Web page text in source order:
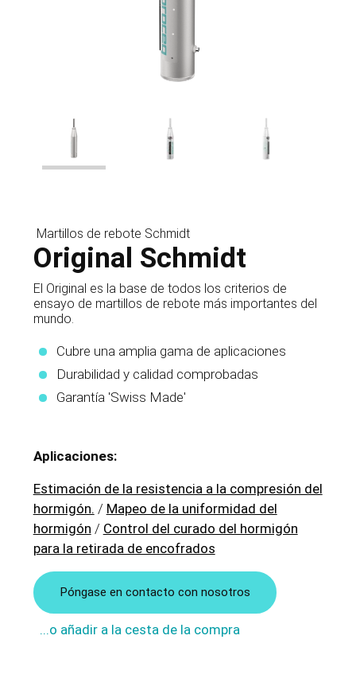
Martillos de rebote Schmidt
Original Schmidt
El Original es la base de todos los criterios de
ensayo de martillos de rebote más importantes del
mundo.
Cubre una amplia gama de aplicaciones
Durabilidad y calidad comprobadas
Garantía 'Swiss Made'
Aplicaciones:
Estimación de la resistencia a la compresión del
hormigón. / Mapeo de la uniformidad del
hormigón / Control del curado del hormigón
para la retirada de encofrados
Póngase en contacto con nosotros
...o añadir a la cesta de la compra